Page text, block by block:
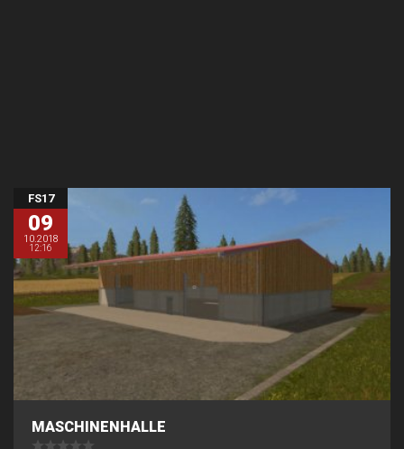
FS17
09
10.2018
12:16
MASCHINENHALLE